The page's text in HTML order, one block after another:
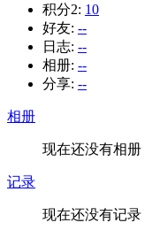
积分2: 10
好友: --
日志: --
相册: --
分享: --
相册
现在还没有相册
记录
现在还没有记录